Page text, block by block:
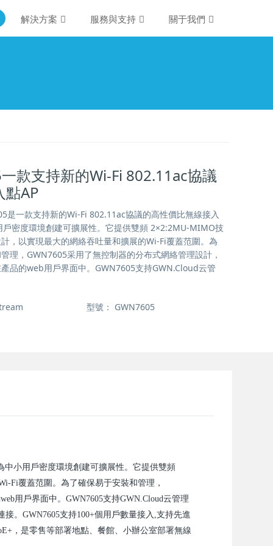
解決方案 服務與支持 關于我們
款支持新的Wi-Fi 802.11ac協議
點AP
是一款支持新的Wi-Fi 802.11ac協議的高性價比無線接入
戶密度環境創建可擴展性。它提供雙頻 2×2:2MU-MIMO技
，以實現最大的網絡吞吐量和擴展的Wi-Fi覆蓋范圍。為
理，GWN7605采用了無控制器的分布式網絡管理設計，
品的web用戶界面中。GWN7605支持GWN.Cloud云管
型號： GWN7605
中小用戶密度環境創建可擴展性。它提供雙頻
Fi覆蓋范圍。為了確保易于安裝和管理，
用戶界面中。GWN7605支持GWN.Cloud云管理
接。GWN7605支持100+個用戶數量接入,支持先進
，是零售等部署地點、餐館、小辦公室部署無線